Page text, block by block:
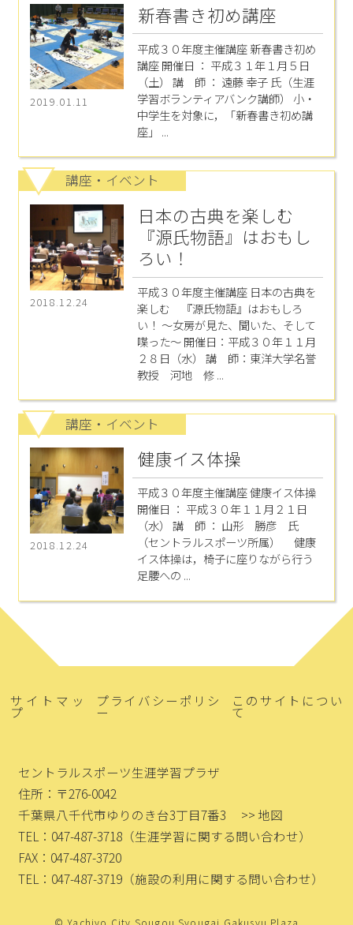
2019.01.11
新春書き初め講座
平成３０年度主催講座 新春書き初め
講座 開催日 ： 平成３１年１月５日
（土） 講 師 ： 遠藤 幸子 氏（生涯
学習ボランティアバンク講師） 小・
中学生を対象に，「新春書き初め講
座」 ...
講座・イベント
2018.12.24
日本の古典を楽しむ
『源氏物語』はおもし
ろい！
平成３０年度主催講座 日本の古典を
楽しむ 『源氏物語』はおもしろ
い！ ～女房が見た、聞いた、そして
喋った～ 開催日：平成３０年１１月
２８日（水） 講 師：東洋大学名誉
教授 河地 修 ...
講座・イベント
2018.12.24
健康イス体操
平成３０年度主催講座 健康イス体操
開催日 ： 平成３０年１１月２１日
（水） 講 師 ： 山形 勝彦 氏
（セントラルスポーツ所属） 健康
イス体操は，椅子に座りながら行う
足腰への ...
サイトマッ
プ
プライバシーポリシ
ー
このサイトについ
て
セントラルスポーツ生涯学習プラザ
住所：〒276-0042
千葉県八千代市ゆりのき台3丁目7番3
>> 地図
TEL：047-487-3718 （生涯学習に関する問い合わせ）
FAX：047-487-3720
TEL：047-487-3719 （施設の利用に関する問い合わせ）
© Yachiyo City Sougou Syougai Gakusyu Plaza